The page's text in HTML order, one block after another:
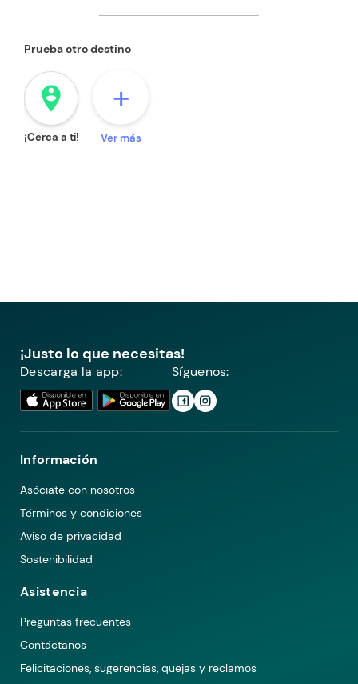
Prueba otro destino
person_pin_circle
¡Cerca a ti!
+
Ver más
¡Justo lo que necesitas!
Descarga la app: Síguenos:
Información
Asóciate con nosotros
Términos y condiciones
Aviso de privacidad
Sostenibilidad
Asistencia
Preguntas frecuentes
Contáctanos
Felicitaciones, sugerencias, quejas y reclamos